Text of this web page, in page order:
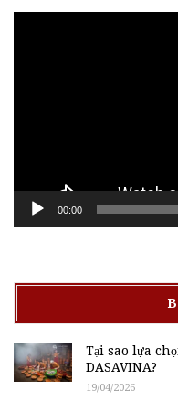
00:00
Tại sao lựa
DASAVINA?
19/04/2026